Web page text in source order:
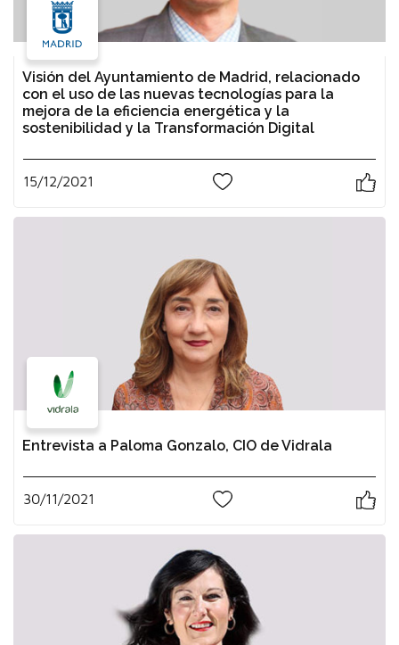
Visión del Ayuntamiento de Madrid, relacionado
con el uso de las nuevas tecnologías para la
mejora de la eficiencia energética y la
sostenibilidad y la Transformación Digital
15/12/2021
Entrevista a Paloma Gonzalo, CIO de Vidrala
30/11/2021